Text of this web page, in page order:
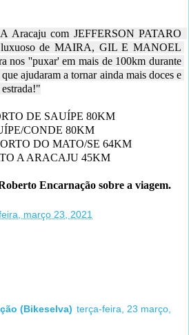
Aracaju com JEFFERSON PATARO
luxuoso de MAIRA, GIL E MANOEL
nos ''puxar' em mais de 100km durante
ajudaram a tornar ainda mais doces e
DE SAUÍPE 80KM
CONDE 80KM
DO MATO/SE 64KM
A ARACAJU 45KM
Encarnação sobre a viagem.
março 23, 2021
(Bikeselva) terça-feira, 23 março,